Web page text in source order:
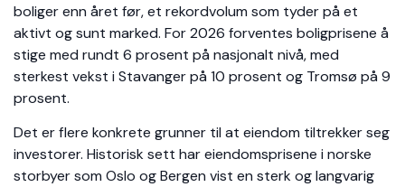
boliger enn året før, et rekordvolum som tyder på et
aktivt og sunt marked. For 2026 forventes boligprisene å
stige med rundt 6 prosent på nasjonalt nivå, med
sterkest vekst i Stavanger på 10 prosent og Tromsø på 9
prosent.
Det er flere konkrete grunner til at eiendom tiltrekker seg
investorer. Historisk sett har eiendomsprisene i norske
storbyer som Oslo og Bergen vist en sterk og langvarig